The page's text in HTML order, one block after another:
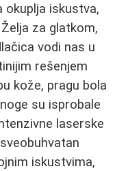
okuplja iskustva,
za glatkom,
vodi nas u
rešenjem
kože, pragu bola
su isprobale
laserske
iskustvima,